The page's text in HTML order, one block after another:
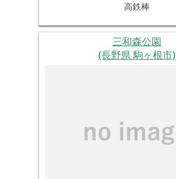
高鉄棒
三和森公園
(長野県 駒ヶ根市)